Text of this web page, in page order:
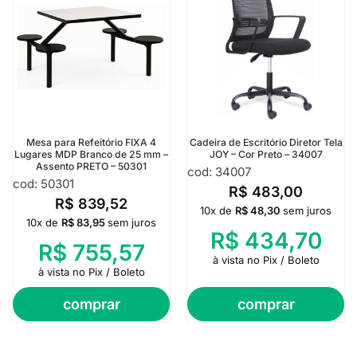
Mesa para Refeitório FIXA 4
Lugares MDP Branco de 25 mm –
Assento PRETO – 50301
cod: 50301
R$ 839,52
comprar
10x de R$83,95sem juros
R$ 755,57
à vista no Pix / Boleto
Cadeira de Escritório Diretor Tela
JOY – Cor Preto – 34007
cod: 34007
R$ 483,00
comprar
10x de R$48,30 sem juros
R$ 434,70
à vista no Pix / Boleto